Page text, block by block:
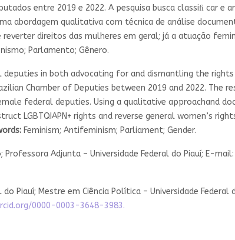
entre 2019 e 2022. A pesquisa busca classiﬁ car
abordagem qualitativa com técnica de análise
reverter direitos das mulheres em geral; já a atuação
Parlamento; Gênero.
in both advocating for and dismantling the rights
Chamber of Deputies between 2019 and 2022. The
federal deputies. Using a qualitative approachand
LGBTQIAPN+ rights and reverse general women’s
Feminism; Antifeminism; Parliament; Gender.
Adjunta – Universidade Federal do Piauí; E-mail:
Piauí; Mestre em Ciência Política – Universidade
0000-0003-3648-3983.